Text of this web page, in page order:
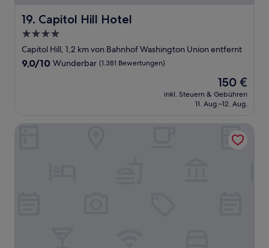
19. Capitol Hill Hotel
Capitol Hill Hotel
4.0-
Sterne-
Unterkunft
Capitol Hill, 1,2 km von Bahnhof Washington Union entfernt
9.0
9,0/10 Wunderbar (1.381 Bewertungen)
Der
Preis
beträgt
150 €
inkl. Steuern & Gebühren
11. Aug.–12. Aug.
The Morrow Washington Dc, Curio Collection By Hilton